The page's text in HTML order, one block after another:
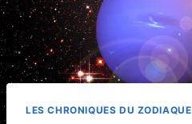
LES CHRONIQUES DU ZODIAQUE